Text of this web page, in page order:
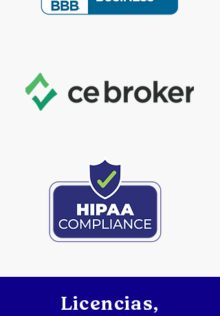
Licencias,